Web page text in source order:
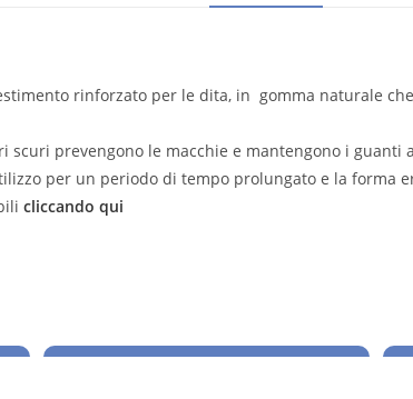
rinforzato per le dita, in gomma naturale
prevengono le macchie e mantengono i
per un periodo di tempo prolungato e la forma
cliccando qui